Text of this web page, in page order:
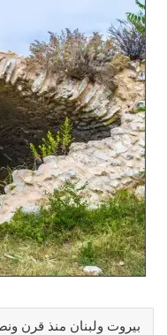
بيروت ولبنان منذ قرن